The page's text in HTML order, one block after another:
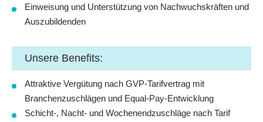
Einweisung und Unterstützung von Nachwuchskräften und
Auszubildenden
Unsere Benefits:
Attraktive Vergütung nach GVP-Tarifvertrag mit
Branchenzuschlägen und Equal-Pay-Entwicklung
Schicht-, Nacht- und Wochenendzuschläge nach Tarif